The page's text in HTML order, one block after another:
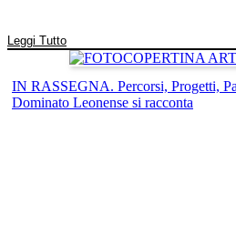
Leggi Tutto
IN RASSEGNA. Percorsi, Progetti,
Dominato Leonense si racconta